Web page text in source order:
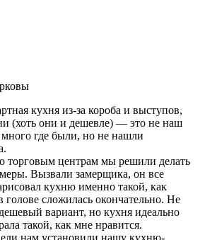
кухня из-за короба и выступов,
(хоть они и дешевле) — это не наш
где были, но не нашли
торговым центрам мы решили делать
Вызвали замерщика, он все
кухню именно такой, как
голове сложилась окончательно. Не
вариант, но кухня идеально
такой, как мне нравится.
нам установили нашу кухню-